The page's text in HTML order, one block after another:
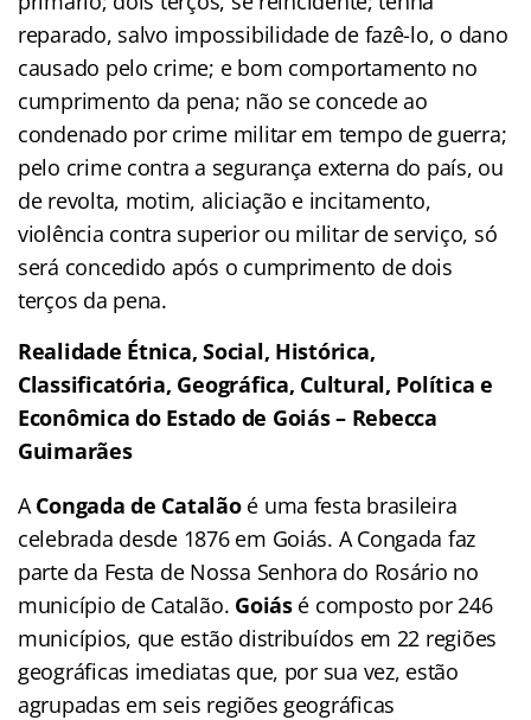
reparado, salvo impossibilidade de fazê-lo, o dano
causado pelo crime; e bom comportamento no
cumprimento da pena; não se concede ao
condenado por crime militar em tempo de guerra;
pelo crime contra a segurança externa do país, ou
de revolta, motim, aliciação e incitamento,
violência contra superior ou militar de serviço, só
será concedido após o cumprimento de dois
terços da pena.
Realidade Étnica, Social, Histórica,
Classificatória, Geográfica, Cultural, Política e
Econômica do Estado de Goiás – Rebecca
Guimarães
ACongada de Catalãoé uma festa brasileira
celebrada desde 1876 em Goiás. A Congada faz
parte da Festa de Nossa Senhora do Rosário no
município de Catalão. Goiásé composto por 246
municípios, que estão distribuídos em 22 regiões
geográficas imediatas que, por sua vez, estão
agrupadas em seis regiões geográficas